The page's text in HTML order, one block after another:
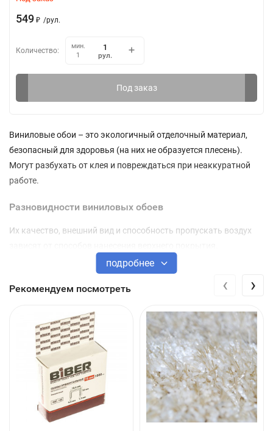
549 ₽ /рул.
Количество:
мин.
1
рул.
Под заказ
Виниловые обои – это экологичный отделочный материал,
безопасный для здоровья (на них не образуется плесень).
Могут разбухать от клея и повреждаться при неаккуратной
работе.
Разновидности виниловых обоев
Их качество, внешний вид и способность пропускать воздух
«Гладкие» – плотные, нередко имитирующие кирпичную
или каменную кладку. Они подходят для помещений с
прихожих.
«Твердый винил» – прочный, «дышащий» материал с
фактурой декоративной штукатурки, тканевого полотна
или керамической плитки.
«Шелкография» – тисненные, шелковистые обои.
Выглядят особенно эффектно, отличаются
долговечностью и прочностью.
подробнее
Рекомендуем посмотреть ‹ ›